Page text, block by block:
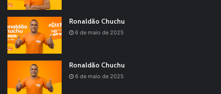
Ronaldão Chuchu
6 de maio de 2025
Ronaldão Chuchu
6 de maio de 2025